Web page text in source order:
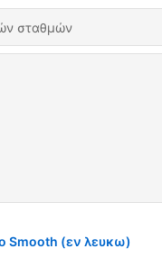
Smooth (εν λευκω)